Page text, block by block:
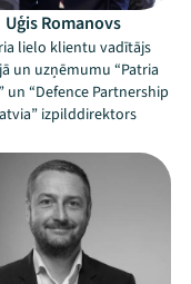
Uģis Romanovs
lielo klientu vadītājs
un uzņēmumu “Patria
un “Defence Partnership
izpilddirektors